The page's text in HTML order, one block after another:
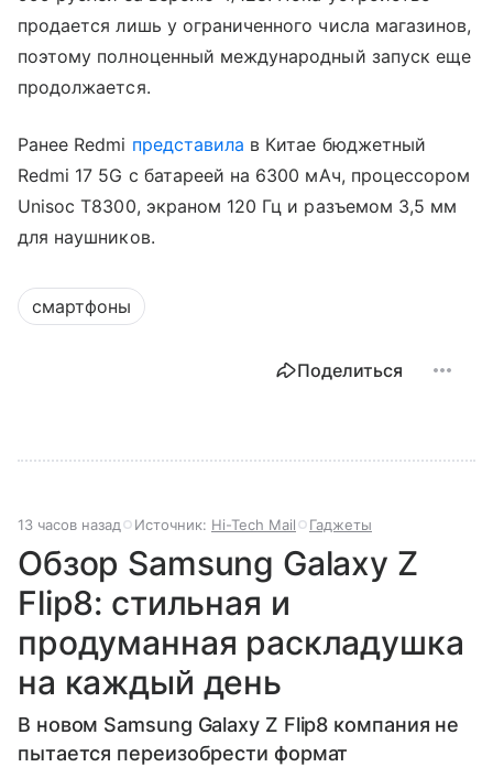
продается лишь у ограниченного числа магазинов,
поэтому полноценный международный запуск еще
продолжается.
Ранее Redmi представила в Китае бюджетный
Redmi 17 5G с батареей на 6300 мАч, процессором
Unisoc T8300, экраном 120 Гц и разъемом 3,5 мм
для наушников.
смартфоны
Поделиться
13 часов назад Источник: Hi-Tech Mail Гаджеты
Обзор Samsung Galaxy Z
Flip8: стильная и
продуманная раскладушка
на каждый день
В новом Samsung Galaxy Z Flip8 компания не
пытается переизобрести формат